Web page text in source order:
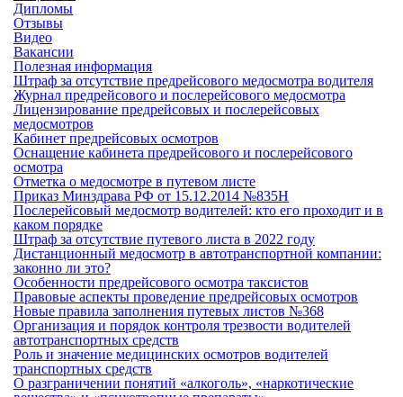
Дипломы
Отзывы
Видео
Вакансии
Полезная информация
Штраф за отсутствие предрейсового медосмотра водителя
Журнал предрейсового и послерейсового медосмотра
Лицензирование предрейсовых и послерейсовых
медосмотров
Кабинет предрейсовых осмотров
Оснащение кабинета предрейсового и послерейсового
осмотра
Отметка о медосмотре в путевом листе
Приказ Минздрава РФ от 15.12.2014 №835Н
Послерейсовый медосмотр водителей: кто его проходит и в
каком порядке
Штраф за отсутствие путевого листа в 2022 году
Дистанционный медосмотр в автотранспортной компании:
законно ли это?
Особенности предрейсового осмотра таксистов
Правовые аспекты проведение предрейсовых осмотров
Новые правила заполнения путевых листов №368
Организация и порядок контроля трезвости водителей
автотранспортных средств
Роль и значение медицинских осмотров водителей
транспортных средств
О разграничении понятий «алкоголь», «наркотические